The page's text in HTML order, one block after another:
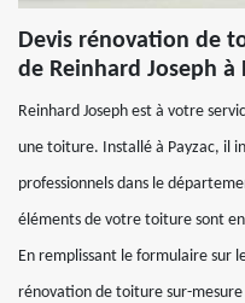
Devis rénovation de
de Reinhard Joseph à
Reinhard Joseph est à votre
une toiture. Installé à Payzac, il
professionnels dans le
éléments de votre toiture sont
En remplissant le formulaire sur
rénovation de toiture sur-